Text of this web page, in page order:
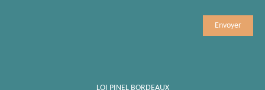
LOI PINEL BORDEAUX